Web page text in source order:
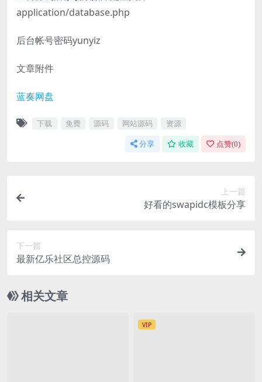
application/database.php
后台帐号密码yunyiz
文章附件
蓝奏网盘
下载 免费 源码 网站源码 资源
分享 收藏 点赞(0)
上一篇
好看的swapidc模板分享
下一篇
最新亿乐社区总控源码
相关文章
VIP